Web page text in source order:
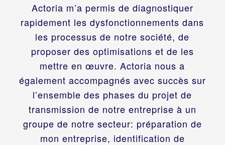
Actoria m’a permis de diagnostiquer
rapidement les dysfonctionnements dans
les processus de notre société, de
proposer des optimisations et de les
mettre en œuvre. Actoria nous a
également accompagnés avec succès sur
l’ensemble des phases du projet de
transmission de notre entreprise à un
groupe de notre secteur: préparation de
mon entreprise, identification de